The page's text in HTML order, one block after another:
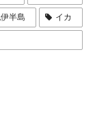
半島 イカ